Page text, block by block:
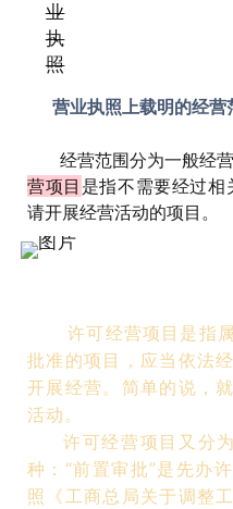
业
执
照
营业执照上载明的经
经营范围分为一般经营
营项目 是指不需要经过相
请开展经营活动的项目。
许可经营项目是指属
批准的项目，应当依法
开展经营。简单的说，
活动。
许可经营项目又分为
种：“前置审批”是先办
照《工商总局关于调整